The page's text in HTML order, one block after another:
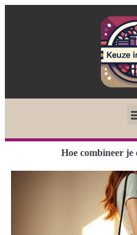
Hoe combineer je